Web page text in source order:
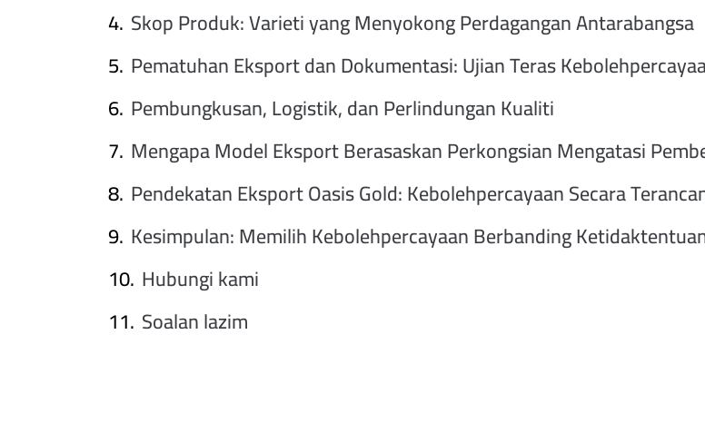
Skop Produk: Varieti yang Menyokong Perdagangan Antarabangsa
Pematuhan Eksport dan Dokumentasi: Ujian Teras
Pembungkusan, Logistik, dan Perlindungan Kualiti
Mengapa Model Eksport Berasaskan Perkongsian Mengatasi
Pendekatan Eksport Oasis Gold: Kebolehpercayaan Secara
Kesimpulan: Memilih Kebolehpercayaan Berbanding
Hubungi kami
Soalan lazim